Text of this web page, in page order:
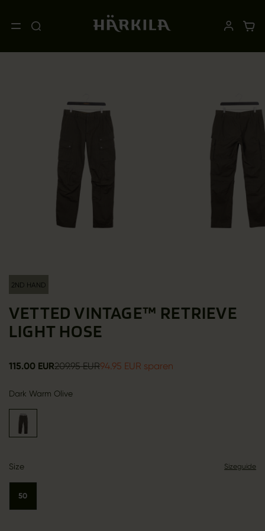
2ND HAND
VETTED VINTAGE™ RETRIEVE
LIGHT HOSE
115.00 EUR209.95 EUR94.95 EUR sparen
Dark Warm Olive
Size Sizeguide
50